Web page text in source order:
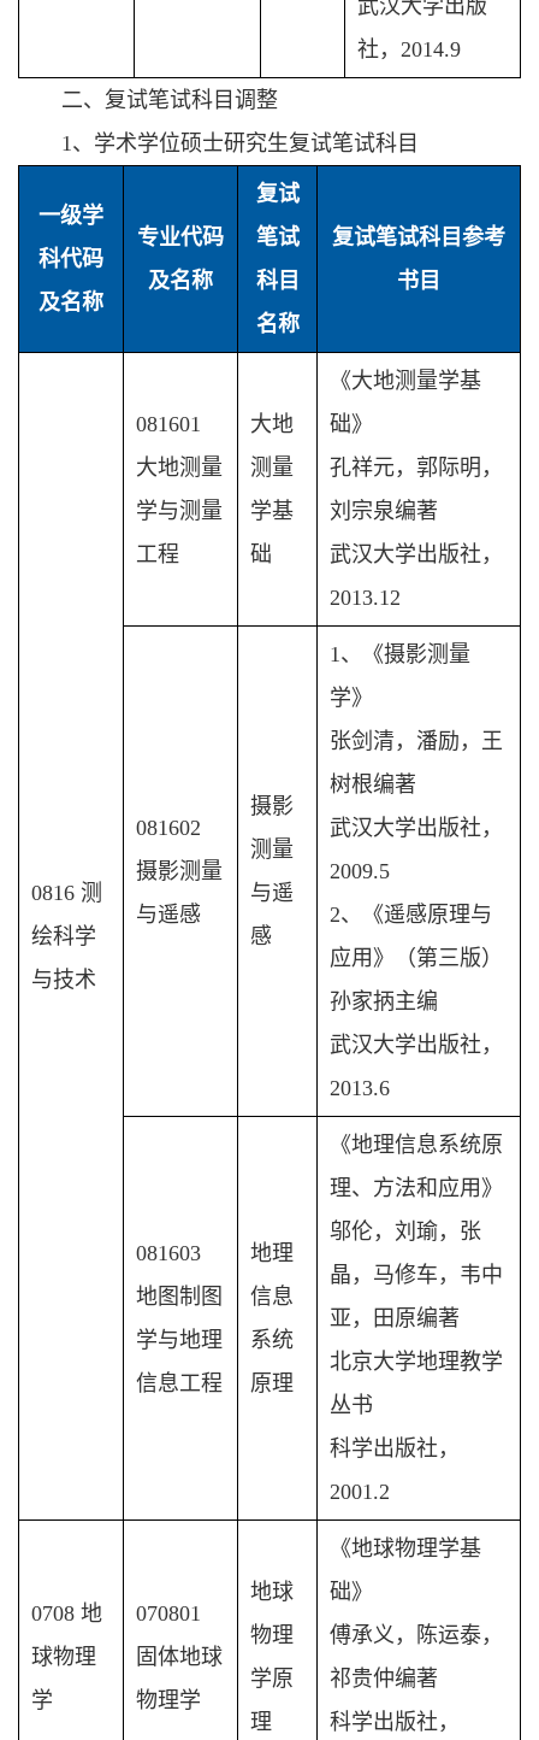
武汉大学出版
社，2014.9
二、复试笔试科目调整
1、学术学位硕士研究生复试笔试科目
一级学
科代码
及名称
专业代码
及名称
复试
笔试
科目
名称
复试笔试科目参考
书目
0816 测
绘科学
与技术
081601
大地测量
学与测量
工程
大地
测量
学基
础
《大地测量学基
础》
孔祥元，郭际明，
刘宗泉编著
武汉大学出版社，
2013.12
081602
摄影测量
与遥感
摄影
测量
与遥
感
1、《摄影测量
学》
张剑清，潘励，王
树根编著
武汉大学出版社，
2009.5
2、《遥感原理与
应用》（第三版）
孙家抦主编
武汉大学出版社，
2013.6
081603
地图制图
学与地理
信息工程
地理
信息
系统
原理
《地理信息系统原
理、方法和应用》
邬伦，刘瑜，张
晶，马修车，韦中
亚，田原编著
北京大学地理教学
丛书
科学出版社，
2001.2
0708 地
球物理
学
070801
固体地球
物理学
地球
物理
学原
理
《地球物理学基
础》
傅承义，陈运泰，
祁贵仲编著
科学出版社，